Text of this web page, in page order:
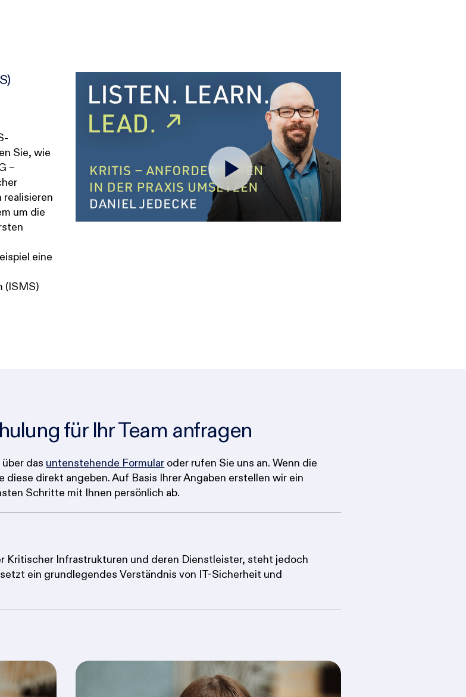
Response
Sie, wie
–
realisieren
um die
eine
(ISMS)
für Ihr Team anfragen
das untenstehende Formular oder rufen Sie uns an. Wenn die
direkt angeben. Auf Basis Ihrer Angaben erstellen wir ein
Schritte mit Ihnen persönlich ab.
Kritischer Infrastrukturen und deren Dienstleister, steht jedoch
ein grundlegendes Verständnis von IT-Sicherheit und